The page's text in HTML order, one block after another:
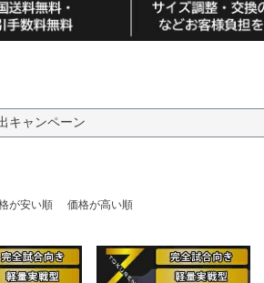
キャンペーン
が安い順 価格が高い順